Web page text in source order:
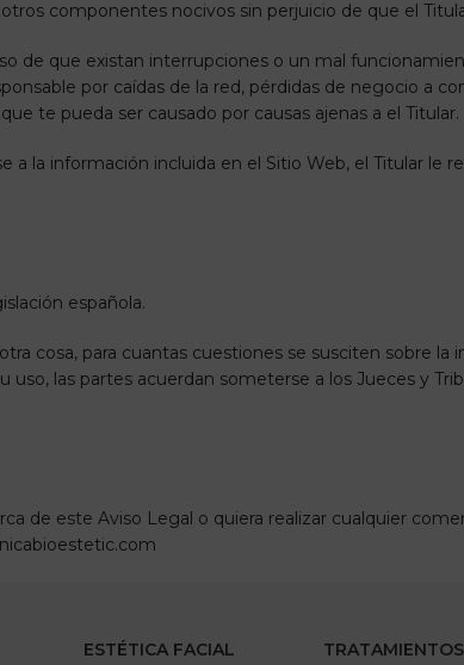
componentes nocivos sin perjuicio de que el
de que existan interrupciones o un mal
por caídas de la red, pérdidas de negocio a
te pueda ser causado por causas ajenas a el Titular.
a la información incluida en el Sitio Web, el Titular
española.
cosa, para cuantas cuestiones se susciten sobre
las partes acuerdan someterse a los Jueces y
de este Aviso Legal o quiera realizar cualquier
ESTÉTICA FACIAL
TRATAMIENTOS